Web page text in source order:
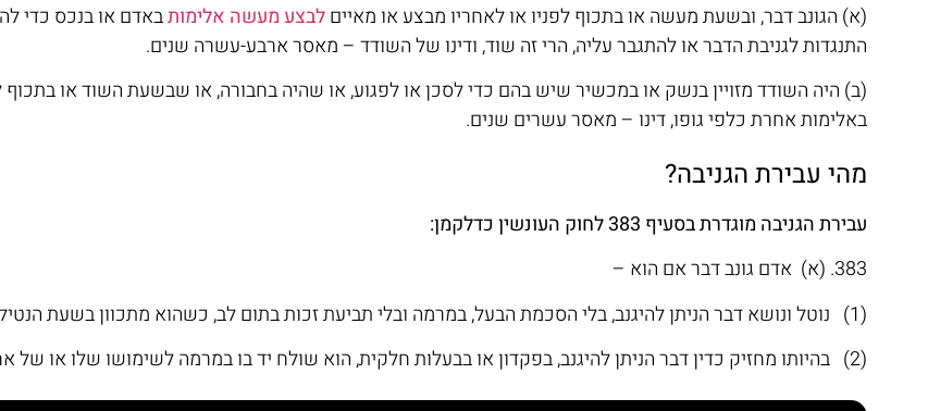
(א) הגונב דבר, ובשעת מעשה או בתכוף לפניו או לאחריו מבצע או מאייםלבצע מעשה אלימותבאדם או בנכס כדי
התנגדות לגניבת הדבר או להתגבר עליה, הרי זה שוד, ודינו של השודד – מאסר ארבע-עשרה שנים.
(ב) היה השודד מזויין בנשק או במכשיר שיש בהם כדי לסכן או לפגוע, או שהיה בחבורה, או שבשעת השוד או
באלימות אחרת כלפי גופו, דינו – מאסר עשרים שנים.
מהי עבירת הגניבה?
עבירת הגניבה מוגדרת בסעיף 383 לחוק העונשין כדלקמן:
383. (א) אדם גונב דבר אם הוא –
(1) נוטל ונושא דבר הניתן להיגנב, בלי הסכמת הבעל, במרמה ובלי תביעת זכות בתום לב, כשהוא מתכוון בשעת הנטילה לשלול את הדבר מבעלו שלילת קבע;
(2) בהיותו מחזיק כדין דבר הניתן להיגנב, בפקדון או בבעלות חלקית, הוא שולח יד בו במרמה לשימושו שלו או של אחר שאינו בעל הדבר.